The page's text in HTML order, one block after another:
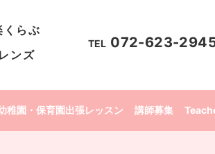
らぶ
ンズ
稚園・保育園出張レッスン 講師募集
TEL 072-623-